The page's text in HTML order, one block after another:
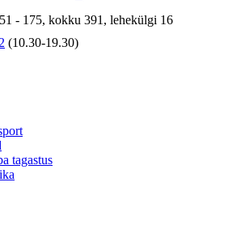
- 175, kokku 391, lehekülgi 16
(10.30-19.30)
tagastus